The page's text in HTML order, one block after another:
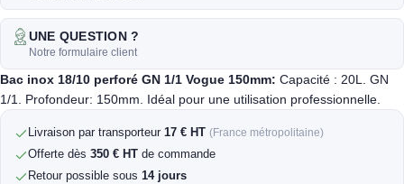
UNE QUESTION ?
Notre formulaire client
Bac inox 18/10 perforé GN 1/1 Vogue 150mm: Capacité : 20L. GN
1/1. Profondeur: 150mm. Idéal pour une utilisation professionnelle.
Livraison par transporteur 17 € HT (France métropolitaine)
Offerte dès 350 € HT de commande
Retour possible sous 14 jours